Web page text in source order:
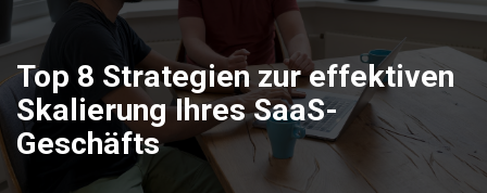
Top 8 Strategien zur effektiven
Skalierung Ihres SaaS-
Geschäfts